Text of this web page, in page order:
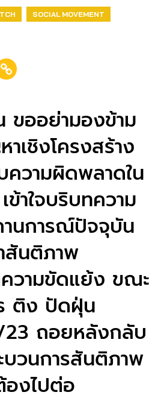
SOCIAL MOVEMENT
ขออย่ามองข้าม
เชิงโครงสร้าง
วามผิดพลาดใน
าใจบริบทความ
นการณ์ปัจจุบัน
สันติภาพ
วามขัดแย้ง ขณะ
ติง ปัดฝุ่น
23 ถอยหลังกลับ
บวนการสันติภาพ
องไปต่อ